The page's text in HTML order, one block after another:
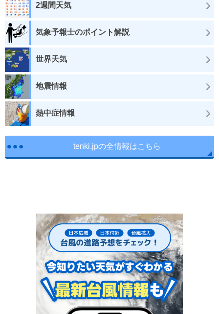
2週間天気
気象予報士のポイント解説
世界天気
地震情報
熱中症情報
tenki.jpの全情報はこちら